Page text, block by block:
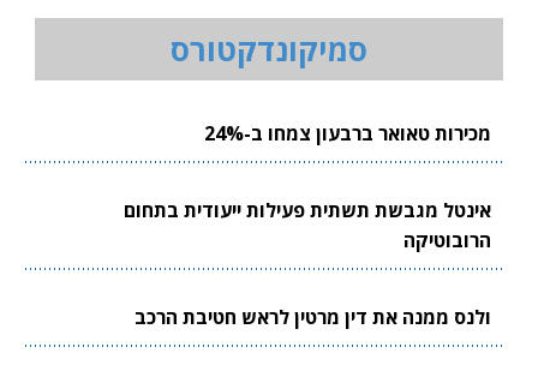
סמיקונדקטורס
מכירות טאואר ברבעון צמחו ב-24%
אינטל מגבשת תשתית פעילות ייעודית בתחום
הרובוטיקה
ולנס ממנה את דין מרטין לראש חטיבת הרכב